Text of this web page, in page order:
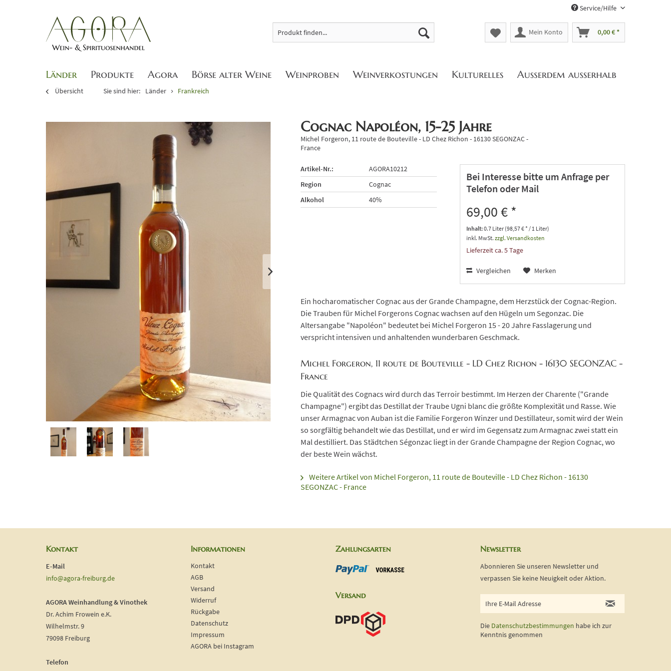
Service/Hilfe
Mein Konto 0,00 € *
Länder Produkte Agora Börse alter Weine Weinproben Weinverkostungen Kulturelles Außerdem außerhalb
Übersicht Sie sind hier: Länder Frankreich
Cognac Napoléon, 15-25 Jahre
Michel Forgeron, 11 route de Bouteville - LD Chez Richon - 16130 SEGONZAC -
France
Artikel-Nr.:
AGORA10212
Region
Cognac
Alkohol
40%
Bei Interesse bitte um Anfrage per
Telefon oder Mail
69,00 € *
Inhalt:0.7 Liter (98,57 € * / 1 Liter)
inkl. MwSt. zzgl. Versandkosten
Lieferzeit ca. 5 Tage
Vergleichen Merken
Ein hocharomatischer Cognac aus der Grande Champagne, dem Herzstück der Cognac-Region.
Die Trauben für Michel Forgerons Cognac wachsen auf den Hügeln um Segonzac. Die
Altersangabe "Napoléon" bedeutet bei Michel Forgeron 15 - 20 Jahre Fasslagerung und
verspricht intensiven und anhaltenden wunderbaren Geschmack.
Michel Forgeron, 11 route de Bouteville - LD Chez Richon - 16130 SEGONZAC -
France
Die Qualität des Cognacs wird durch das Terroir bestimmt. Im Herzen der Charente ("Grande
Champagne") ergibt das Destillat der Traube Ugni blanc die größte Komplexität und Rasse. Wie
unser Armagnac von Auban ist die Familie Forgeron Winzer und Destillateur, somit wird der Wein
so sorgfältig behandelt wie das Destillat, und er wird im Gegensatz zum Armagnac zwei statt ein
Mal destilliert. Das Städtchen Ségonzac liegt in der Grande Champagne der Region Cognac, wo
der beste Wein wächst.
Weitere Artikel von Michel Forgeron, 11 route de Bouteville - LD Chez Richon - 16130
SEGONZAC - France
Kontakt
E-Mail
info@agora-freiburg.de
AGORA Weinhandlung & Vinothek
Dr. Achim Frowein e.K.
Wilhelmstr. 9
79098 Freiburg
Telefon
Informationen
Kontakt
AGB
Versand
Widerruf
Rückgabe
Datenschutz
Impressum
AGORA bei Instagram
Zahlungsarten
Versand
Newsletter
Abonnieren Sie unseren Newsletter und
verpassen Sie keine Neuigkeit oder Aktion.
Die Datenschutzbestimmungen habe ich zur
Kenntnis genommen